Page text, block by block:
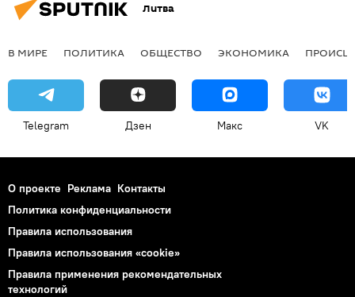
Литва
В МИРЕ ПОЛИТИКА ОБЩЕСТВО ЭКОНОМИКА
Telegram Дзен Макс VK
О проекте Реклама Контакты
Политика конфиденциальности
Правила использования
Правила использования «cookie»
Правила применения рекомендательных
технологий